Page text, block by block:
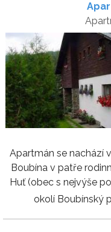
Apartmán se nachází
Boubína v patře
Huť (obec s nejvýše
okolí Boubínský